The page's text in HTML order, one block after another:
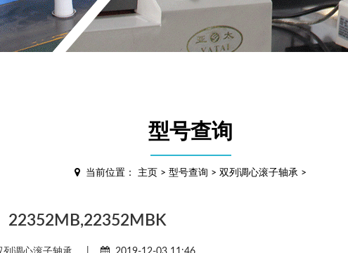
型号查询
当前位置： 主页 > 型号查询 > 双列调心滚子轴承 >
22352MB,22352MBK